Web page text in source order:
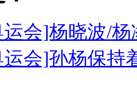
会]杨晓波/
会]孙杨保持